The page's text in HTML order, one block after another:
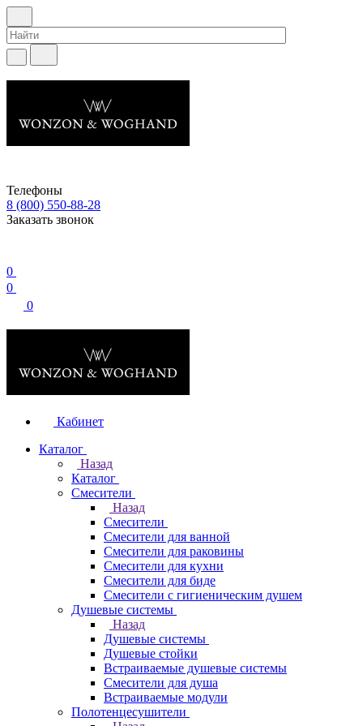
Телефоны
8 (800) 550-88-28
Заказать звонок
0
0
0
Кабинет
Каталог
Назад
Каталог
Смесители
Назад
Смесители
Смесители для ванной
Смесители для раковины
Смесители для кухни
Смесители для биде
Смесители с гигиеническим душем
Душевые системы
Назад
Душевые системы
Душевые стойки
Встраиваемые душевые системы
Смесители для душа
Встраиваемые модули
Полотенцесушители